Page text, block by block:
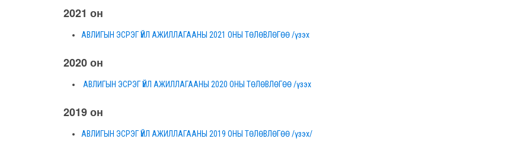
2021 он
АВЛИГЫН ЭСРЭГ ҮЙЛ АЖИЛЛАГААНЫ 2021 ОНЫ ТӨЛӨВЛӨГӨӨ /үзэх
2020 он
АВЛИГЫН ЭСРЭГ ҮЙЛ АЖИЛЛАГААНЫ 2020 ОНЫ ТӨЛӨВЛӨГӨӨ /үзэх
2019 он
АВЛИГЫН ЭСРЭГ ҮЙЛ АЖИЛЛАГААНЫ 2019 ОНЫ ТӨЛӨВЛӨГӨӨ /үзэх/